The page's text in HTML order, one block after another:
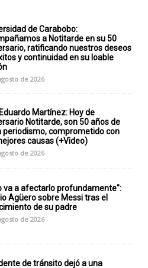
de Carabobo:
a Notitarde en su 50
ratificando nuestros deseos
y continuidad en su loable
de 2026
Martínez: Hoy de
Notitarde, son 50 años de
periodismo, comprometido con
causas (+Video)
de 2026
va a afectarlo profundamente":
Agüero sobre Messi tras el
de su padre
de 2026
de tránsito dejó a una